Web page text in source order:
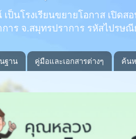
ป็นโรงเรียนขยายโอกาส เปิ
การ จ.สมุทรปราการ รหัสไปรษ
ฐาน คู่มือและเอกสารต่างๆ ค้น